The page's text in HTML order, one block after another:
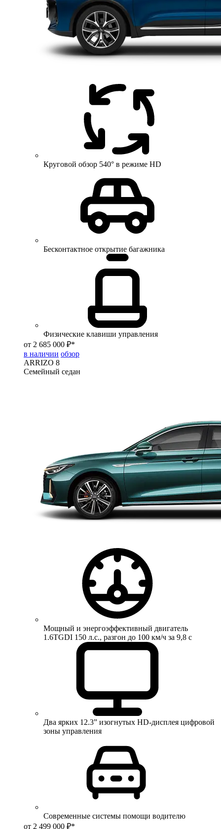
Круговой обзор 540° в режиме HD
Бесконтактное открытие багажника
Физические клавиши управления
от 2 685 000 ₽*
в наличии обзор
ARRIZO 8
Семейный седан
Мощный и энергоэффективный двигатель
1.6TGDI 150 л.с., разгон до 100 км/ч за 9,8 с
Два ярких 12.3” изогнутых HD-дисплея цифровой
зоны управления
Современные системы помощи водителю
от 2 499 000 ₽*